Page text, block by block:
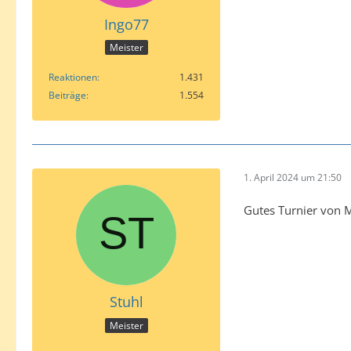
Ingo77
Meister
Reaktionen
1.431
Beiträge
1.554
Stuhl
Meister
1. April 2024 um 21:50
Gutes Turnier von